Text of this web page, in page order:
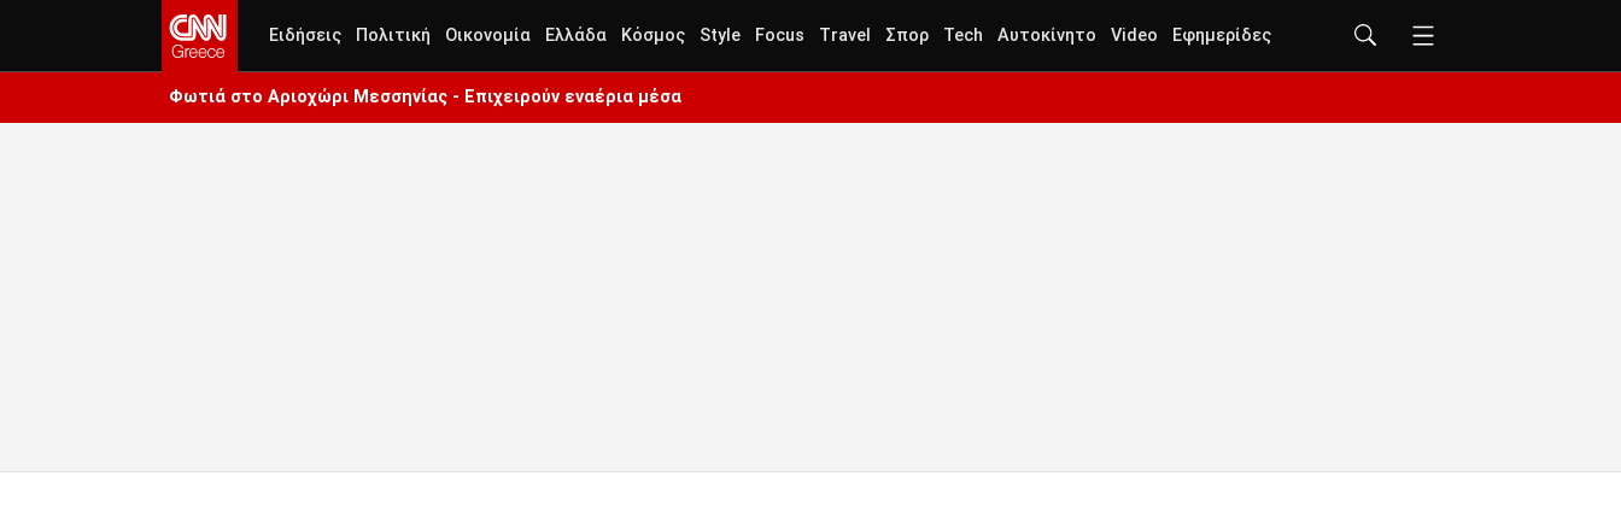
Ειδήσεις Πολιτική Οικονομία Ελλάδα Κόσμος Style Focus Travel Σπορ Tech Αυτοκίνητο Video Εφημερίδες
Φωτιά στο Αριοχώρι Μεσσηνίας - Επιχειρούν εναέρια μέσα